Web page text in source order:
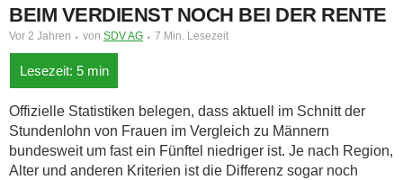
BEIM VERDIENST NOCH BEI DER RENTE
Vor 2 Jahren von SDV AG 7 Min. Lesezeit
Offizielle Statistiken belegen, dass aktuell im Schnitt der
Stundenlohn von Frauen im Vergleich zu Männern
bundesweit um fast ein Fünftel niedriger ist. Je nach Region,
Alter und anderen Kriterien ist die Differenz sogar noch